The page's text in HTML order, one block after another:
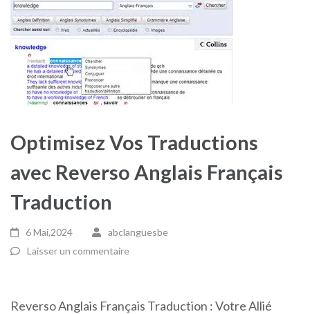
Optimisez Vos Traductions
avec Reverso Anglais Français
Traduction
6 Mai,2024
abclanguesbe
Laisser un commentaire
Reverso Anglais Français Traduction : Votre Allié